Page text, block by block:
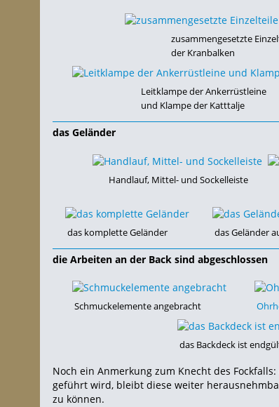
zusammengesetzte
der Kranbalken
Leitklampe der Ankerrüstleine
und Klampe der Katttalje
das Geländer
Handlauf, Mittel- und Sockelleiste
das komplette Geländer das Geländer
die Arbeiten an der Back sind abgeschlossen
Schmuckelemente angebracht
das Backdeck ist
Noch ein Anmerkung zum Knecht des
geführt wird, bleibt diese weiter
zu können.